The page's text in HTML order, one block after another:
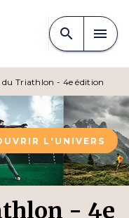
CONTENU
search menu
du Triathlon - 4e édition
L'UNIVERS
- 4e